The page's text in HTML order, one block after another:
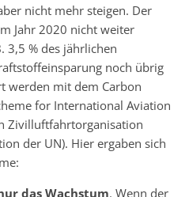
nicht mehr steigen. Der
Jahr 2020 nicht weiter
3,5 % des jährlichen
noch übrig
werden mit dem Carbon
for International Aviation
Zivilluftfahrtorganisation
der UN). Hier ergaben sich
das Wachstum. Wenn der